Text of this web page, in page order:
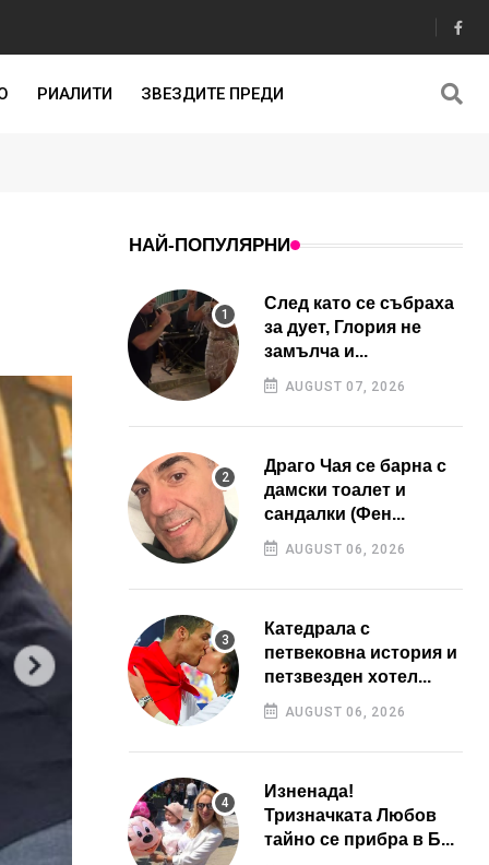
РИАЛИТИ ЗВЕЗДИТЕ ПРЕДИ
НАЙ-ПОПУЛЯРНИ
След като се събраха
за дует, Глория не
замълча и...
AUGUST 07, 2026
Драго Чая се барна с
дамски тоалет и
сандалки (Фен...
AUGUST 06, 2026
Катедрала с
петвековна история и
петзвезден хотел...
AUGUST 06, 2026
Изненада!
Тризначката Любов
тайно се прибра в Б...